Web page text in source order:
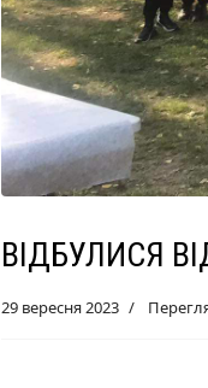
ВІДБУЛИСЯ
29 вересня 2023